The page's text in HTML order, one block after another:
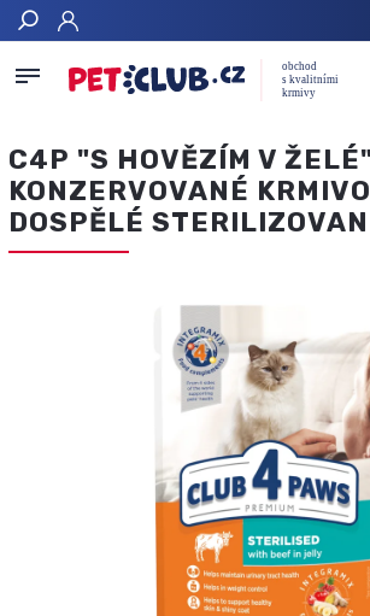
C4P "S HOVĚZÍM V
KONZERVOVANÉ
DOSPĚLÉ